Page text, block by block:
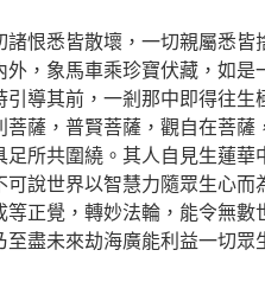
恨悉皆散壞，一切親屬悉皆
，象馬車乘珍寶伏藏，如是
導其前，一剎那中即得往生
薩，普賢菩薩，觀自在菩薩
所共圍繞。其人自見生蓮華
說世界以智慧力隨眾生心而
正覺，轉妙法輪，能令無數
盡未來劫海廣能利益一切眾